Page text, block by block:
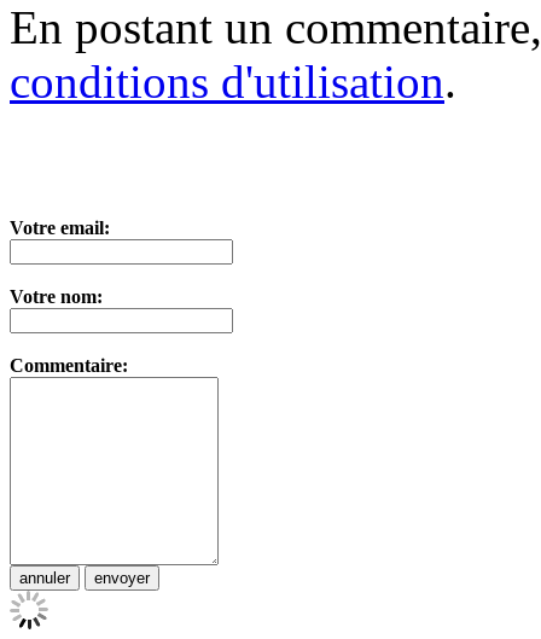
En postant un
conditions d'utilisation.
Votre email:
Votre nom:
Commentaire: